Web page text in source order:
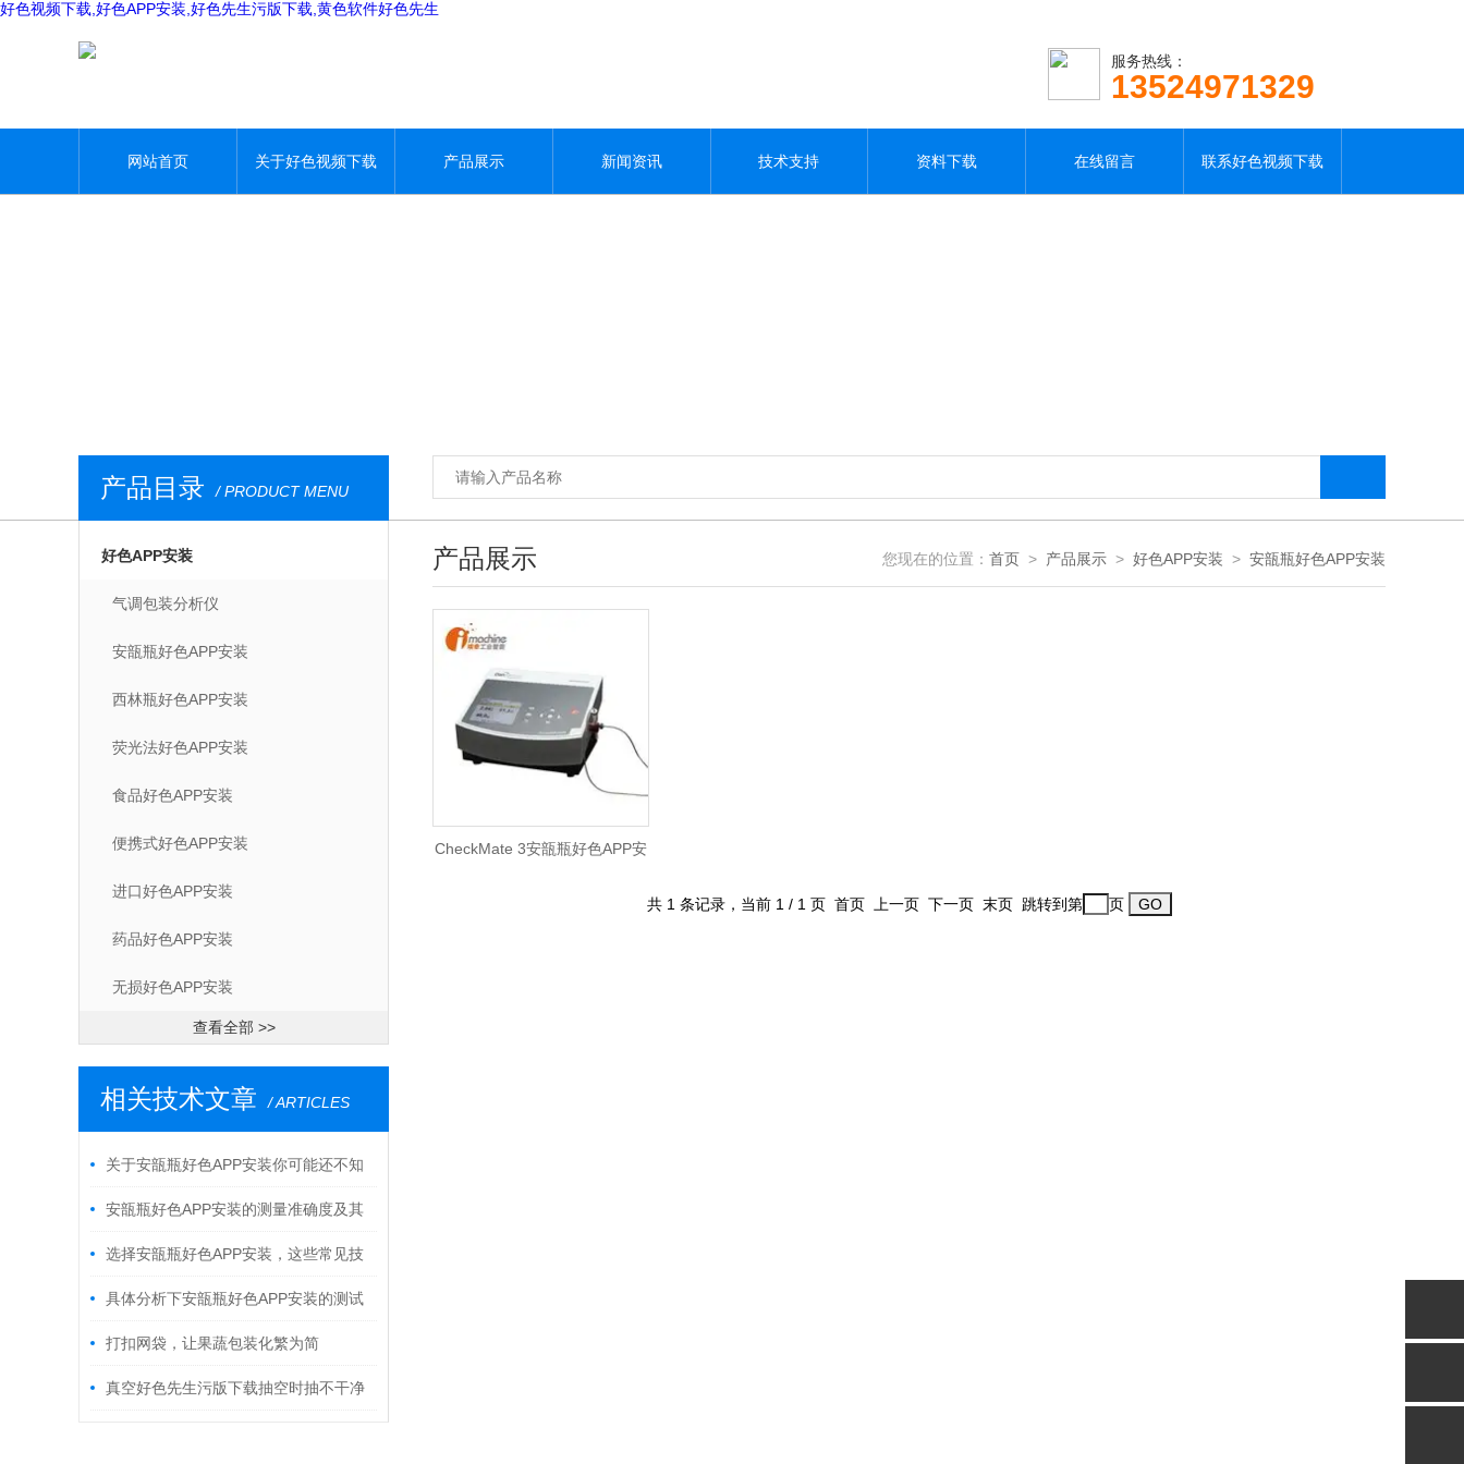
好色视频下载,好色APP安装,好色先生污版下载,黄色软件好色先生
服务热线：
13524971329
网站首页 关于好色视频下载 产品展示 新闻资讯 技术支持 资料下载 在线留言 联系好色视频下载
产品目录 / PRODUCT MENU
好色APP安装
气调包装分析仪
安瓿瓶好色APP安装
西林瓶好色APP安装
荧光法好色APP安装
食品好色APP安装
便携式好色APP安装
进口好色APP安装
药品好色APP安装
无损好色APP安装
查看全部 >>
相关技术文章 / ARTICLES
关于安瓿瓶好色APP安装你可能还不知
道！安瓿瓶好色APP安装的测量准确度及其
影响因素
选择安瓿瓶好色APP安装，这些常见技
巧需要告诉你
具体分析下安瓿瓶好色APP安装的测试
原理打扣网袋，让果蔬包装化繁为简
真空好色先生污版下载抽空时抽不干净
产品展示 您现在的位置： 首页 > 产品展示 > 好色APP安装 > 安瓿瓶好色APP安装
CheckMate 3安瓿瓶好色APP安
共 1 条记录，当前 1 / 1 页 首页 上一页 下一页 末页 跳转到第 页